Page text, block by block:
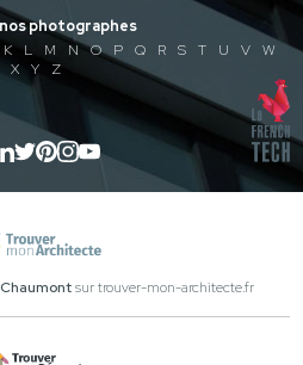
photographes
K L M N O P Q R S T U V
W
X
Y Z
sur trouver-mon-architecte.fr